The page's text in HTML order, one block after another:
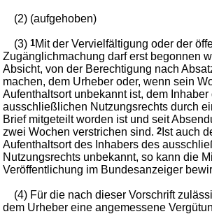
(2) (aufgehoben)
(3)1Mit der Vervielfältigung oder der
Zugänglichmachung darf erst begonnen
Absicht, von der Berechtigung nach
machen, dem Urheber oder, wenn sein
Aufenthaltsort unbekannt ist, dem Inhaber
ausschließlichen Nutzungsrechts durch
Brief mitgeteilt worden ist und seit
zwei Wochen verstrichen sind.2 Ist auch
Aufenthaltsort des Inhabers des
Nutzungsrechts unbekannt, so kann die
Veröffentlichung im Bundesanzeiger
(4) Für die nach dieser Vorschrift
dem Urheber eine angemessene